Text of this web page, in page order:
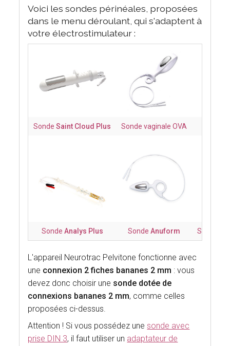
Voici les sondes périnéales, proposées
dans le menu déroulant, qui s'adaptent à
votre électrostimulateur :
SondeSaint Cloud Plus Sonde vaginale OVA
Sonde Analys Plus SondeAnuform Sonde
L'appareil Neurotrac Pelvitone fonctionne avec
une connexion 2 fiches bananes 2 mm : vous
devez donc choisir une sonde dotée de
connexions bananes 2 mm, comme celles
proposées ci-dessus.
Attention ! Si vous possédez unesonde avec
prise DIN 3, il faut utiliser un adaptateur de